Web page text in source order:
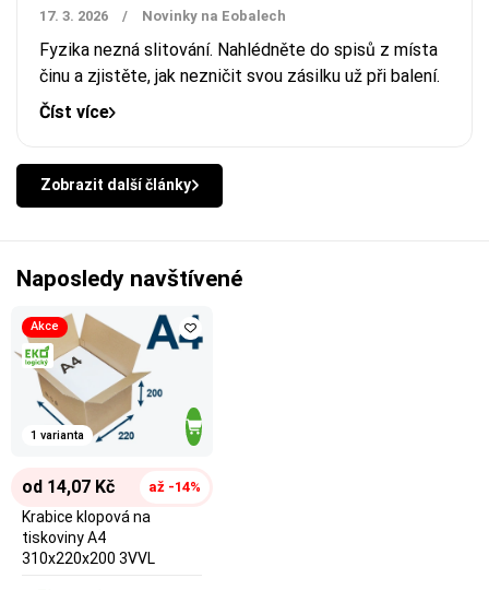
17. 3. 2026 / Novinky na Eobalech
Fyzika nezná slitování. Nahlédněte do spisů z místa
činu a zjistěte, jak nezničit svou zásilku už při balení.
Číst více
Zobrazit další články
Naposledy navštívené
Akce
1 varianta
od 14,07 Kč až -14%
Krabice klopová na
tiskoviny A4
310x220x200 3VVL